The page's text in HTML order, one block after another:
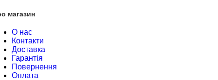
магазин
О нас
Контакти
Доставка
Гарантія
Повернення
Оплата